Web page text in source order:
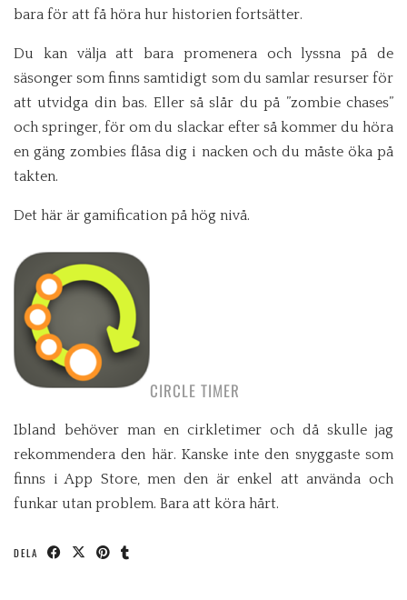
bara för att få höra hur historien fortsätter.
Du kan välja att bara promenera och lyssna på de
säsonger som finns samtidigt som du samlar resurser för
att utvidga din bas. Eller så slår du på ”zombie chases”
och springer, för om du slackar efter så kommer du höra
en gäng zombies flåsa dig i nacken och du måste öka på
takten.
Det här är gamification på hög nivå.
CIRCLE TIMER
Ibland behöver man en cirkletimer och då skulle jag
rekommendera den här. Kanske inte den snyggaste som
finns i App Store, men den är enkel att använda och
funkar utan problem. Bara att köra hårt.
DELA